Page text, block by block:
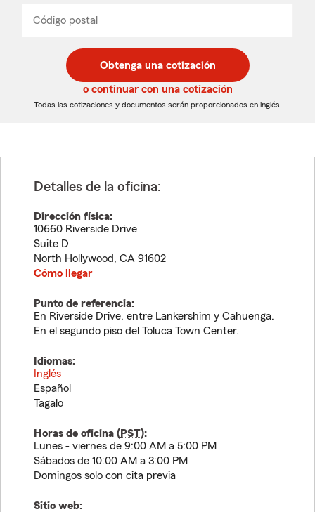
desplegable
Código postal
de
5
dígitos
de
5
dígitos
_____
Obtenga una cotización
o continuar con una cotización
Todas las cotizaciones y documentos serán proporcionados en inglés.
Detalles de la oficina:
Dirección física:
10660 Riverside Drive
Suite D
North Hollywood, CA 91602
Cómo llegar
Punto de referencia:
En Riverside Drive, entre Lankershim y Cahuenga.
En el segundo piso del Toluca Town Center.
Idiomas:
Inglés
Español
Tagalo
Horas de oficina (PST):
Lunes - viernes de 9:00 AM a 5:00 PM
Sábados de 10:00 AM a 3:00 PM
Domingos solo con cita previa
Sitio web: